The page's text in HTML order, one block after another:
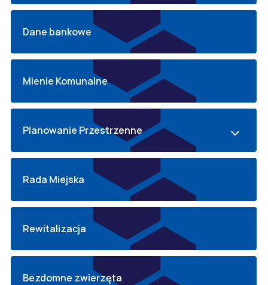
Dane bankowe
Mienie Komunalne
Planowanie Przestrzenne
Rada Miejska
Rewitalizacja
Bezdomne zwierzęta